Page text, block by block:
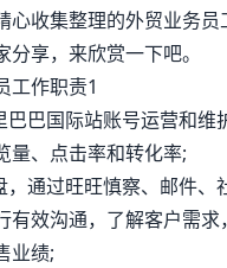
心收集整理的外贸业务
分享，来欣赏一下吧。
工作职责1
巴巴国际站账号运营和维
量、点击率和转化率;
，通过旺旺慎察、邮件、
有效沟通，了解客户需
业绩;